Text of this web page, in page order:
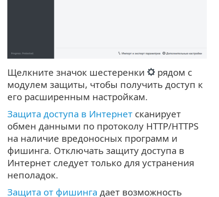
Щелкните значок шестеренки
рядом с
модулем защиты, чтобы получить доступ к
его расширенным настройкам.
Защита доступа в Интернет сканирует
обмен данными по протоколу HTTP/HTTPS
на наличие вредоносных программ и
фишинга. Отключать защиту доступа в
Интернет следует только для устранения
неполадок.
Защита от фишинга дает возможность